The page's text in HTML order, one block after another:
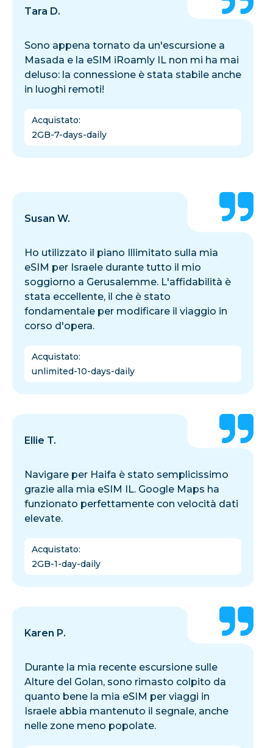
Tara D.
Sono appena tornato da un'escursione a
Masada e la eSIM iRoamly IL non mi ha mai
deluso: la connessione è stata stabile anche
in luoghi remoti!
Acquistato:
2GB-7-days-daily
Susan W.
Ho utilizzato il piano Illimitato sulla mia
eSIM per Israele durante tutto il mio
soggiorno a Gerusalemme. L'affidabilità è
stata eccellente, il che è stato
fondamentale per modificare il viaggio in
corso d'opera.
Acquistato:
unlimited-10-days-daily
Ellie T.
Navigare per Haifa è stato semplicissimo
grazie alla mia eSIM IL. Google Maps ha
funzionato perfettamente con velocità dati
elevate.
Acquistato:
2GB-1-day-daily
Karen P.
Durante la mia recente escursione sulle
Alture del Golan, sono rimasto colpito da
quanto bene la mia eSIM per viaggi in
Israele abbia mantenuto il segnale, anche
nelle zone meno popolate.